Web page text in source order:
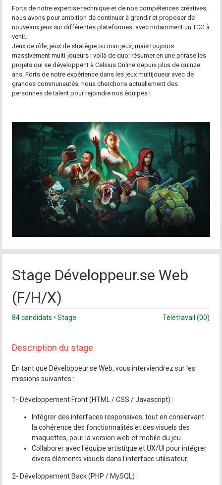
Forts de notre expertise technique et de nos compétences créatives,
nous avons pour ambition de continuer à grandir et proposer de
nouveaux jeux sur différentes plateformes, avec notamment un TCG à
venir.
Jeux de rôle, jeux de stratégie ou mini jeux, mais toujours
massivement multi-joueurs : voilà de quoi résumer en une phrase les
projets qui se développent à Celsius Online depuis plus de quinze
ans. Forts de notre expérience dans les jeux multijoueur avec de
grandes communautés, nous cherchons actuellement des
personnes de talent pour rejoindre nos équipes !
Stage Développeur.se Web
(F/H/X)
84 candidats • Stage Télétravail (00)
Description du stage
En tant que Développeur.se Web, vous interviendrez sur les
missions suivantes :
1- Développement Front (HTML / CSS / Javascript) :
Intégrer des interfaces responsives, tout en conservant
la cohérence des fonctionnalités et des visuels des
maquettes, pour la version web et mobile du jeu.
Collaborer avec l'équipe artistique et UX/UI pour intégrer
divers éléments visuels dans l'interface utilisateur.
2- Développement Back (PHP / MySQL) :